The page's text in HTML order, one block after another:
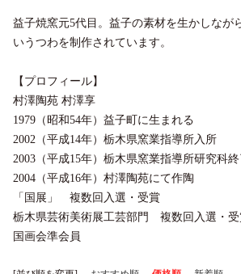
益子焼窯元5代目。益子の素材を生かしなが
いうつわを制作されています。
【プロフィール】
村澤陶苑 村澤享
1979（昭和54年）益子町に生まれる
2002（平成14年）栃木県窯業指導所入所
2003（平成15年）栃木県窯業指導所研究科終
2004（平成16年）村澤陶苑にて作陶
「国展」 複数回入選・受賞
栃木県芸術美術展工芸部門 複数回入選・受
国画会準会員